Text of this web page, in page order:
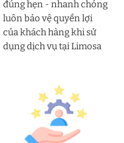
đúng hẹn - nhanh chóng
luôn bảo vệ quyền lợi
của khách hàng khi sử
dụng dịch vụ tại Limosa